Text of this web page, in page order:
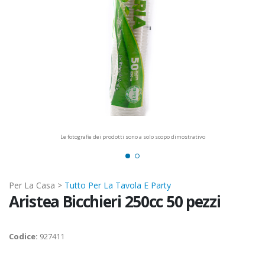
Le fotografie dei prodotti sono a solo scopo dimostrativo
Per La Casa > Tutto Per La Tavola E Party
Aristea Bicchieri 250cc 50 pezzi
Codice: 927411